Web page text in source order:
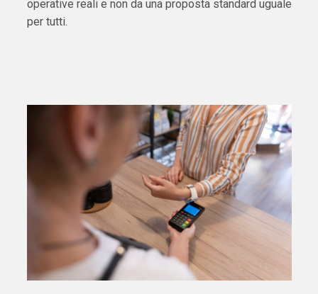
operative reali e non da una proposta standard uguale
per tutti.